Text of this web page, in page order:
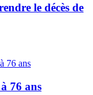
le décès de
76 ans